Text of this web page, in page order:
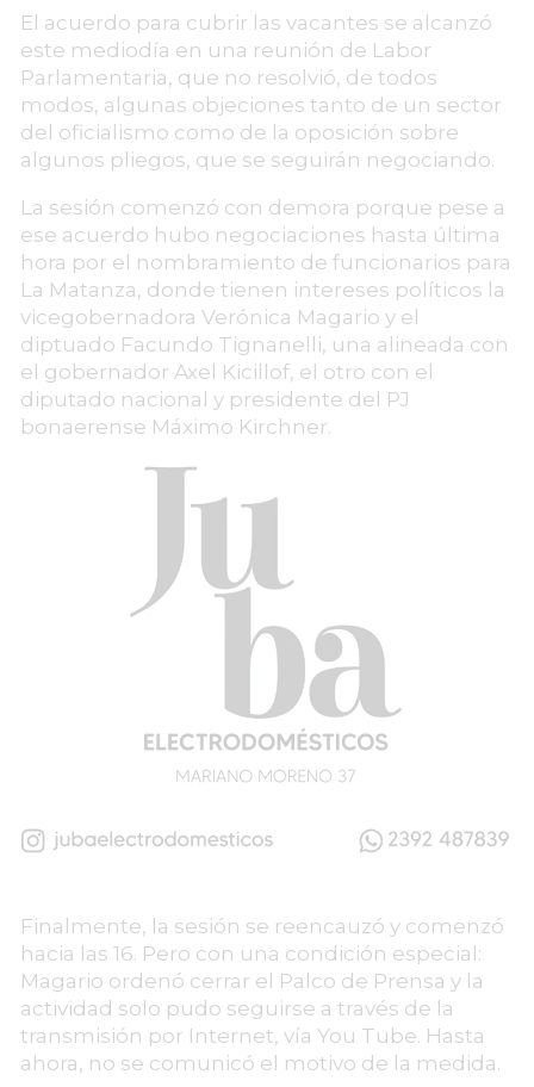
El acuerdo para cubrir las vacantes se alcanzó
este mediodía en una reunión de Labor
Parlamentaria, que no resolvió, de todos
modos, algunas objeciones tanto de un sector
del oficialismo como de la oposición sobre
algunos pliegos, que se seguirán negociando.
La sesión comenzó con demora porque pese a
ese acuerdo hubo negociaciones hasta última
hora por el nombramiento de funcionarios para
La Matanza, donde tienen intereses políticos la
vicegobernadora Verónica Magario y el
diptuado Facundo Tignanelli, una alineada con
el gobernador Axel Kicillof, el otro con el
diputado nacional y presidente del PJ
bonaerense Máximo Kirchner.
Finalmente, la sesión se reencauzó y comenzó
hacia las 16. Pero con una condición especial:
Magario ordenó cerrar el Palco de Prensa y la
actividad solo pudo seguirse a través de la
transmisión por Internet, vía You Tube. Hasta
ahora, no se comunicó el motivo de la medida.